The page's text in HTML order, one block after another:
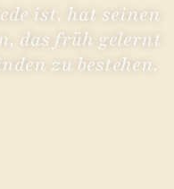
ist, hat seinen
das früh gelernt
zu bestehen.